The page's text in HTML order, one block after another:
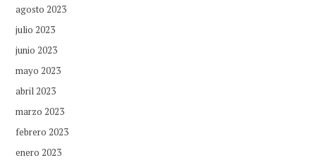
agosto 2023
julio 2023
junio 2023
mayo 2023
abril 2023
marzo 2023
febrero 2023
enero 2023